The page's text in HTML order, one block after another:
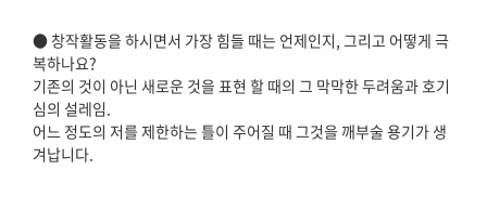
● 창작활동을 하시면서 가장 힘들 때는 언제인지, 그리고 어떻게 극
복하나요?
기존의 것이 아닌 새로운 것을 표현 할 때의 그 막막한 두려움과 호기
심의 설레임.
어느 정도의 저를 제한하는 틀이 주어질 때 그것을 깨부술 용기가 생
겨납니다.